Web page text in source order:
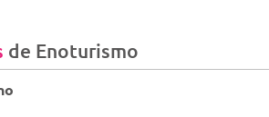
de Enoturismo